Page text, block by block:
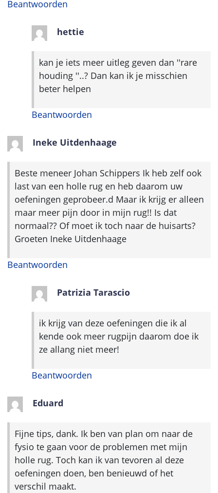
Beantwoorden
hettie
kan je iets meer uitleg geven dan ''rare
houding ''..? Dan kan ik je misschien
beter helpen
Beantwoorden
Ineke Uitdenhaage
Beste meneer Johan Schippers Ik heb zelf ook
last van een holle rug en heb daarom uw
oefeningen geprobeer.d Maar ik krijg er alleen
maar meer pijn door in mijn rug!! Is dat
normaal?? Of moet ik toch naar de huisarts?
Groeten Ineke Uitdenhaage
Beantwoorden
Patrizia Tarascio
ik krijg van deze oefeningen die ik al
kende ook meer rugpijn daarom doe ik
ze allang niet meer!
Beantwoorden
Eduard
Fijne tips, dank. Ik ben van plan om naar de
fysio te gaan voor de problemen met mijn
holle rug. Toch kan ik van tevoren al deze
oefeningen doen, ben benieuwd of het
verschil maakt.